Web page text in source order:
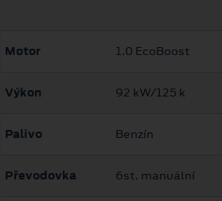
Motor 1.0 EcoBoost
Výkon 92 kW/125 k
Palivo Benzín
Převodovka 6st. manuální